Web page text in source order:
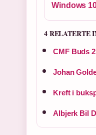
Windows
4 RELATERTE
CMF Buds
Johan
Kreft i
Albjerk Bil